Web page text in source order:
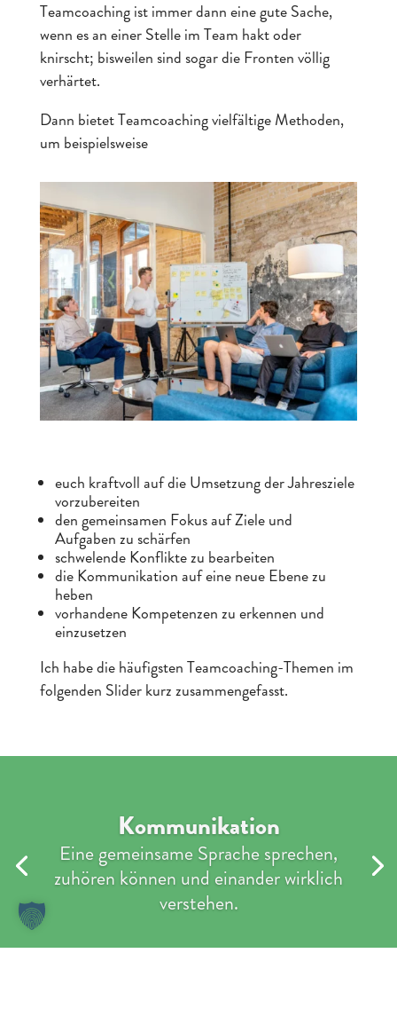
Teamcoaching ist immer dann eine gute Sache,
wenn es an einer Stelle im Team hakt oder
knirscht; bisweilen sind sogar die Fronten völlig
verhärtet.
Dann bietet Teamcoaching vielfältige Methoden,
um beispielsweise
euch kraftvoll auf die Umsetzung der Jahresziele
vorzubereiten
den gemeinsamen Fokus auf Ziele und
Aufgaben zu schärfen
schwelende Konflikte zu bearbeiten
die Kommunikation auf eine neue Ebene zu
heben
vorhandene Kompetenzen zu erkennen und
einzusetzen
Ich habe die häufigsten Teamcoaching-Themen im
folgenden Slider kurz zusammengefasst.
Kommunikation
Eine gemeinsame Sprache sprechen,
zuhören können und einander wirklich
verstehen.